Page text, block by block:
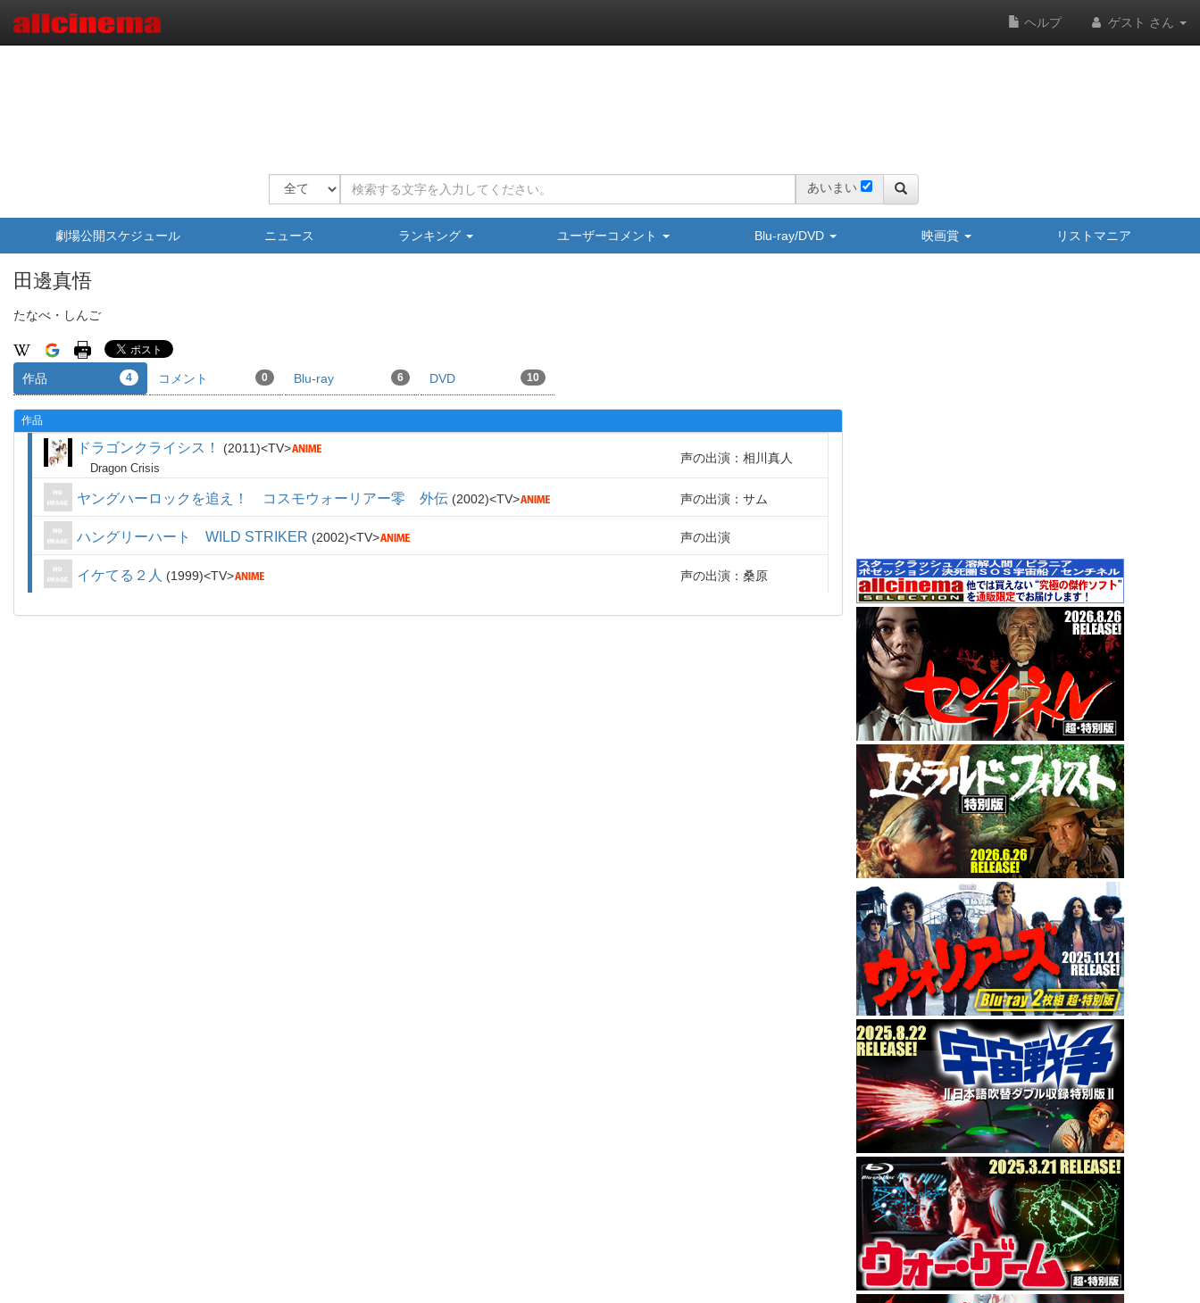
ヘルプ ゲスト さん
あいまい
劇場公開スケジュール ニュース ランキング ユーザーコメント Blu-ray/DVD 映画賞 リストマニア
田邊真悟
たなべ・しんご
作品 4 コメント 0 Blu-ray 6 DVD 10
作品
ドラゴンクライシス！ 2011 TV
Dragon Crisis
声の出演：相川真人
ヤングハーロックを追え！ コスモウォーリアー零 外伝 2002 TV 声の出演：サム
ハングリーハート WILD STRIKER 2002 TV 声の出演
イケてる２人 1999 TV 声の出演：桑原